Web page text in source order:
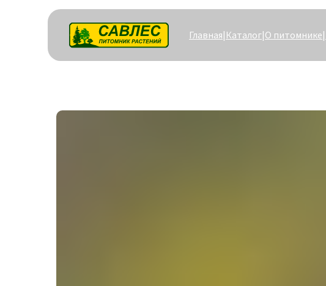
Главная| Каталог|О питомнике|